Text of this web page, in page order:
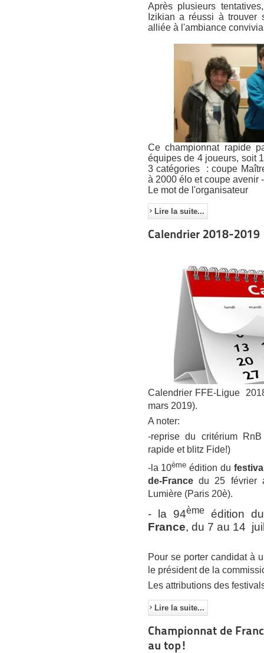
Après plusieurs
Izikian a réussi à trouver
alliée à l'ambiance
Ce championnat rapide
équipes de 4 joueurs, soit
3 catégories : coupe
à 2000 élo et coupe avenir
Le mot de l'organisateur
Lire la suite...
Calendrier 2018-2019
Calendrier FFE-Ligue
mars 2019).
A noter:
-reprise du critérium
rapide et blitz Fide!)
-la 10ème édition du
de-France du 25 février
Lumière (Paris 20è).
- la 94èmeédition
France, du 7 au 14
Pour se porter candidat à
le président de la
Les attributions des
Lire la suite...
Championnat de
au top!